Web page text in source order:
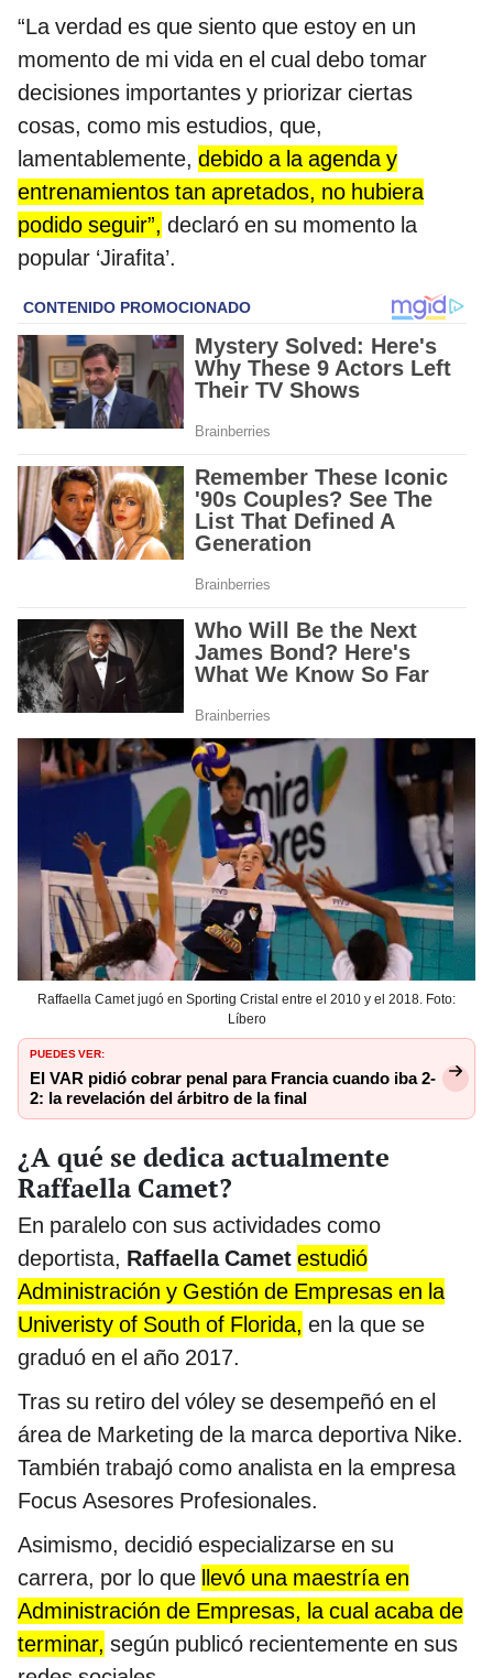
“La verdad es que siento que estoy en un
momento de mi vida en el cual debo tomar
decisiones importantes y priorizar ciertas
cosas, como mis estudios, que,
lamentablemente, debido a la agenda y
entrenamientos tan apretados, no hubiera
podido seguir”, declaró en su momento la
popular ‘Jirafita’.
Raffaella Camet jugó en Sporting Cristal entre el 2010 y el 2018. Foto:
Líbero
PUEDES VER:
El VAR pidió cobrar penal para Francia cuando iba 2-
2: la revelación del árbitro de la final
¿A qué se dedica actualmente
Raffaella Camet?
En paralelo con sus actividades como
deportista, Raffaella Camet estudió
Administración y Gestión de Empresas en la
Univeristy of South of Florida, en la que se
graduó en el año 2017.
Tras su retiro del vóley se desempeñó en el
área de Marketing de la marca deportiva Nike.
También trabajó como analista en la empresa
Focus Asesores Profesionales.
Asimismo, decidió especializarse en su
carrera, por lo que llevó una maestría en
Administración de Empresas, la cual acaba de
terminar, según publicó recientemente en sus